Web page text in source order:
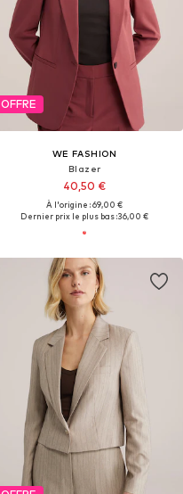
OFFRE
WE FASHION
Blazer
40,50 €
À l'origine : 69,00 €
Dernier prix le plus bas :36,00 €